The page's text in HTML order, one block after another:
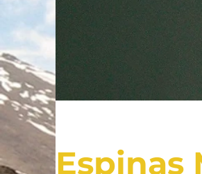
Espinas